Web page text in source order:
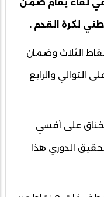
الثلاث وضمان
التوالي والرابع
على أفسي
الدوري هذا